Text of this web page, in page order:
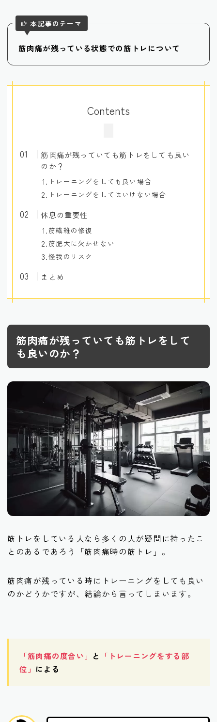
本記事のテーマ
筋肉痛が残っている状態での筋トレについて
Contents
筋肉痛が残っていても筋トレをしても良い
のか？
トレーニングをしても良い場合
トレーニングをしてはいけない場合
休息の重要性
筋繊維の修復
筋肥大に欠かせない
怪我のリスク
まとめ
筋肉痛が残っていても筋トレをして
も良いのか？
筋トレをしている人なら多くの人が疑問に持ったこ
とのあるであろう「筋肉痛時の筋トレ」。
筋肉痛が残っている時にトレーニングをしても良い
のかどうかですが、結論から言ってしまいます。
「筋肉痛の度合い」 と
「トレーニングをする部
位」 による